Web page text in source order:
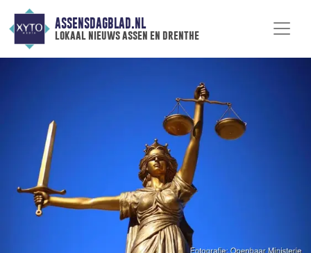
ASSENSDAGBLAD.NL
lokaal nieuws assen en drenthe